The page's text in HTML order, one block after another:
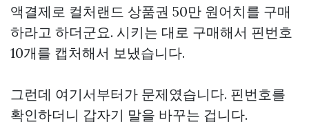
액결제로 컬처랜드 상품권 50만 원어치를 구매
하라고 하더군요. 시키는 대로 구매해서 핀번호
10개를 캡처해서 보냈습니다.
그런데 여기서부터가 문제였습니다. 핀번호를
확인하더니 갑자기 말을 바꾸는 겁니다.